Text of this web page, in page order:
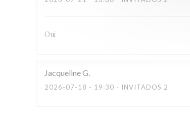
Oui
JacquelineG
2026-07-18 - 19:30 - INVITADOS 2